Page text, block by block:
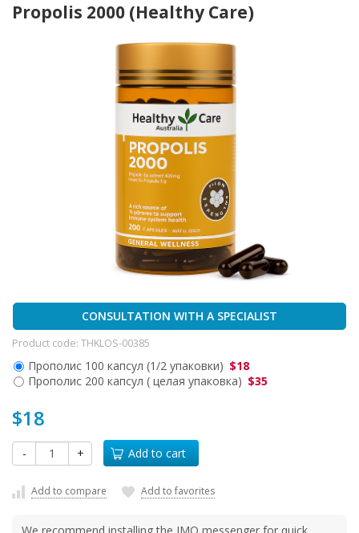
Propolis 2000 (Healthy Care)
CONSULTATION WITH A SPECIALIST
Product code: THKLOS-00385
Прополис 100 капсул (1/2 упаковки) $18
Прополис 200 капсул ( целая упаковка) $35
$18
- + Add to cart
Add to compare Add to favorites